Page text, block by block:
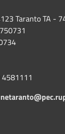
Taranto TA -
4581111